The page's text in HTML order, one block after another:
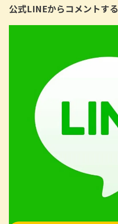
公式LINEからコメントする